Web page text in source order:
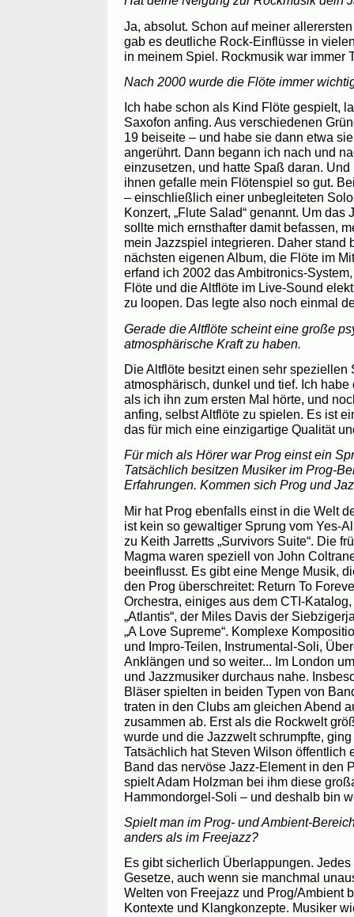
Ja, absolut. Schon auf meiner allerersten
gab es deutliche Rock-Einflüsse in
in meinem Spiel. Rockmusik war immer
Nach 2000 wurde die Flöte immer
Ich habe schon als Kind Flöte gespielt,
Saxofon anfing. Aus verschiedenen
19 beiseite – und habe sie dann etwa
angerührt. Dann begann ich nach und
einzusetzen, und hatte Spaß daran.
ihnen gefalle mein Flötenspiel so gut.
– einschließlich einer unbegleiteten
Konzert, „Flute Salad“ genannt. Um das
sollte mich ernsthafter damit befassen,
mein Jazzspiel integrieren. Daher stand
nächsten eigenen Album, die Flöte im
erfand ich 2002 das Ambitronics-
Flöte und die Altflöte im Live-Sound
zu loopen. Das legte also noch einmal
Gerade die Altflöte scheint eine große
atmosphärische Kraft zu haben.
Die Altflöte besitzt einen sehr speziellen
atmosphärisch, dunkel und tief. Ich
als ich ihn zum ersten Mal hörte, und
anfing, selbst Altflöte zu spielen. Es ist
das für mich eine einzigartige Qualität
Für mich als Hörer war Prog einst ein
Tatsächlich besitzen Musiker im Prog-
Erfahrungen. Kommen sich Prog und
Mir hat Prog ebenfalls einst in die Welt
ist kein so gewaltiger Sprung vom Yes-
zu Keith Jarretts „Survivors Suite“. Die
Magma waren speziell von John
beeinflusst. Es gibt eine Menge Musik,
den Prog überschreitet: Return To
Orchestra, einiges aus dem CTI-
„Atlantis“, der Miles Davis der
„A Love Supreme“. Komplexe
und Impro-Teilen, Instrumental-Soli,
Anklängen und so weiter... Im London
und Jazzmusiker durchaus nahe.
Bläser spielten in beiden Typen von
traten in den Clubs am gleichen Abend
zusammen ab. Erst als die Rockwelt
wurde und die Jazzwelt schrumpfte,
Tatsächlich hat Steven Wilson öffentlich
Band das nervöse Jazz-Element in den
spielt Adam Holzman bei ihm diese
Hammondorgel-Soli – und deshalb bin
Spielt man im Prog- und Ambient-
anders als im Freejazz?
Es gibt sicherlich Überlappungen.
Gesetze, auch wenn sie manchmal
Welten von Freejazz und Prog/Ambient
Kontexte und Klangkonzepte. Musiker